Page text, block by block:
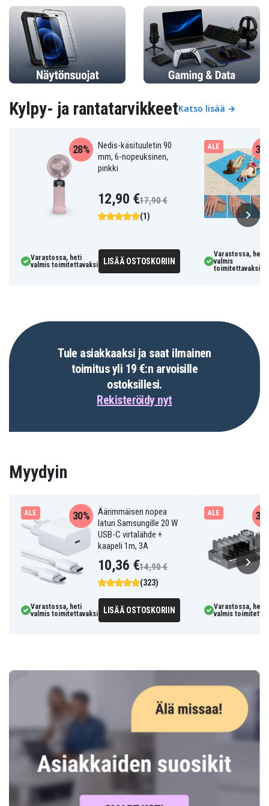
Kylpy- ja rantatarvikkeetKatso lisää →
Nedis-käsituuletin 90
mm, 6-nopeuksinen,
pinkki
(1)
28%
12,90 €17,90 €
Varastossa, heti
valmis toimitettavaksi
LISÄÄ OSTOSKORIIN
ALE
Varastossa, heti
valmis
toimitettavaksi
Tule asiakkaaksi ja saat ilmainen
toimitus yli 19 €:n arvoisille
ostoksillesi.
Rekisteröidy nyt
Myydyin
ALE
Äärimmäisen nopea
laturi Samsungille 20 W
USB-C virtalähde +
kaapeli 1m, 3A
(323)
30%
10,36 €14,90 €
Varastossa, heti
valmis toimitettavaksi
LISÄÄ OSTOSKORIIN
ALE
Varastossa, heti
valmis